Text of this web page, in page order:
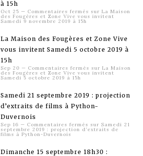
à 15h
Oct 25 — Commentaires fermés sur La Maison
des Fougères et Zone Vive vous invitent
Samedi 9 novembre 2019 à 15h
La Maison des Fougères et Zone Vive
vous invitent Samedi 5 octobre 2019 à
15h
Sep 20 — Commentaires fermés sur La Maison
des Fougères et Zone Vive vous invitent
Samedi 5 octobre 2019 à 15h
Samedi 21 septembre 2019 : projection
d’extraits de films à Python-
Duvernois
Sep 16 — Commentaires fermés sur Samedi 21
septembre 2019 : projection d’extraits de
films à Python-Duvernois
Dimanche 15 septembre 18h30 :